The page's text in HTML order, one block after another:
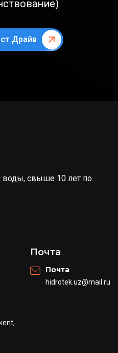
Драйв
воды, свыше 10 лет по
Почта
Почта
hidrotek.uz@mail.ru